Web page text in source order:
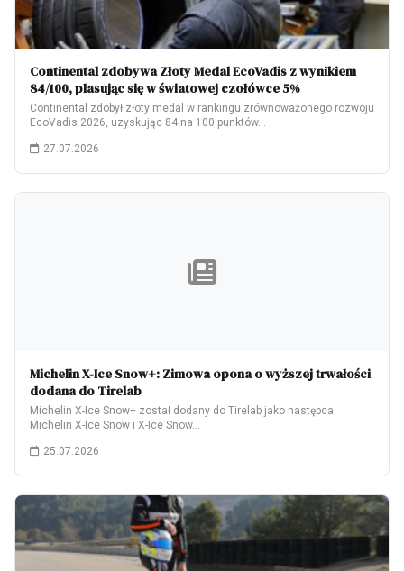
Continental zdobywa Złoty Medal EcoVadis z wynikiem
84/100, plasując się w światowej czołówce 5%
Continental zdobył złoty medal w rankingu zrównoważonego rozwoju
EcoVadis 2026, uzyskując 84 na 100 punktów…
27.07.2026
Michelin X-Ice Snow+: Zimowa opona o wyższej trwałości
dodana do Tirelab
Michelin X-Ice Snow+ został dodany do Tirelab jako następca
Michelin X-Ice Snow i X-Ice Snow…
25.07.2026